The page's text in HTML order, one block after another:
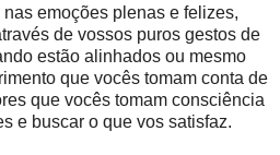
emoções plenas e felizes,
de vossos puros gestos de
estão alinhados ou mesmo
que vocês tomam conta de
que vocês tomam consciência
e buscar o que vos satisfaz.